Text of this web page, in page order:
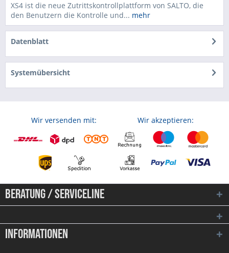
XS4 ist die neue Zutrittskontrollplattform von SALTO, die
den Benutzern die Kontrolle und... mehr
Datenblatt
Systemübersicht
Wir versenden mit: Wir akzeptieren:
Beratung / Serviceline
Informationen